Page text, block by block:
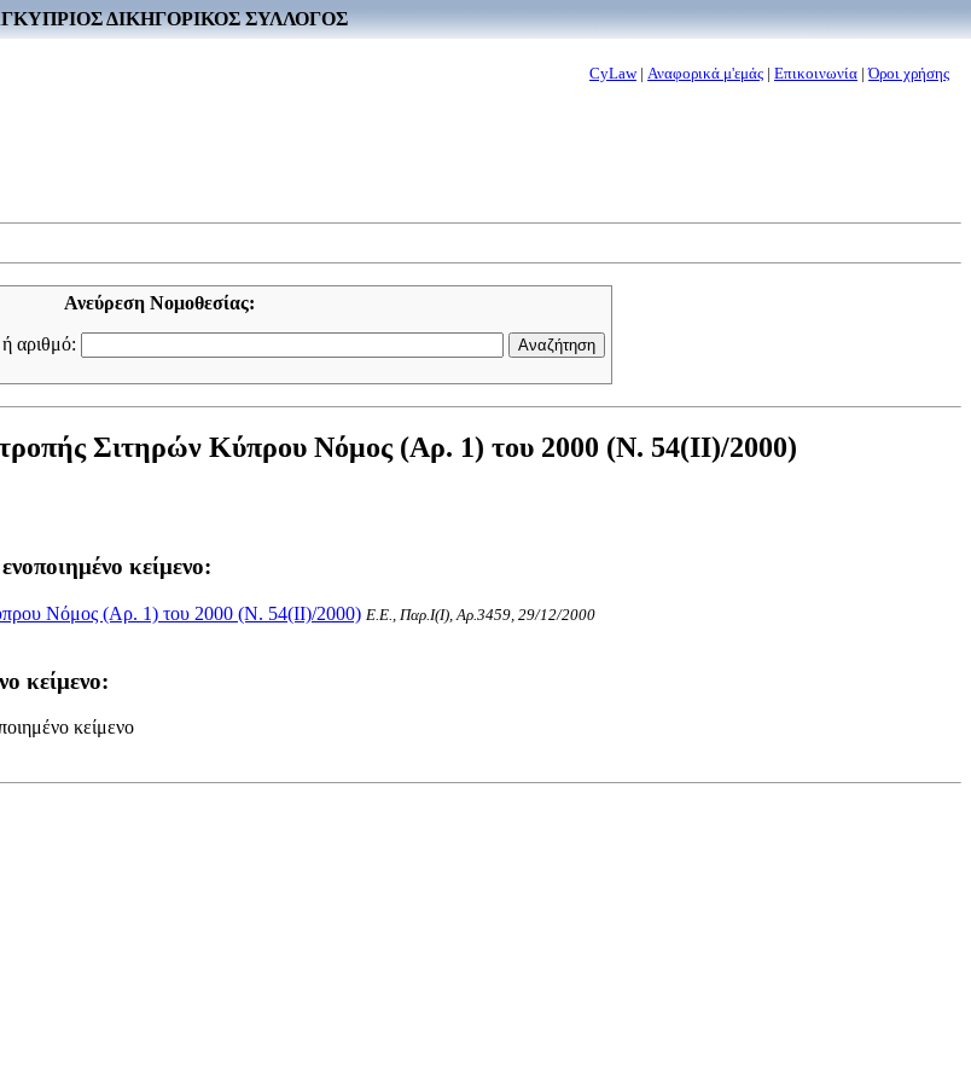
ΔΙΚΗΓΟΡΙΚΟΣ ΣΥΛΛΟΓΟΣ
CyLaw| Αναφορικά μ'εμάς | Επικοινωνία |Όροι χρήσης
Ανεύρεση Νομοθεσίας:
αριθμό:
Σιτηρών Κύπρου Νόμος (Αρ. 1) του 2000 (Ν. 54(II)/2000)
κείμενο:
Νόμος (Αρ. 1) του 2000 (Ν. 54(II)/2000) Ε.Ε., Παρ.Ι(I), Αρ.3459, 29/12/2000
κείμενο:
κείμενο